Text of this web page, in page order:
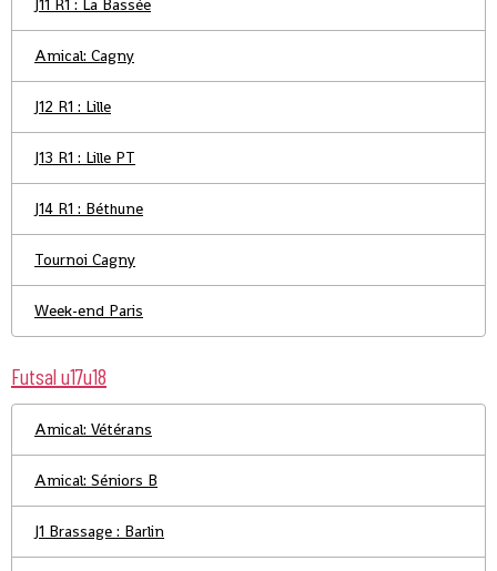
J11 R1 : La Bassée
Amical: Cagny
J12 R1 : Lille
J13 R1 : Lille PT
J14 R1 : Béthune
Tournoi Cagny
Week-end Paris
Futsal u17u18
Amical: Vétérans
Amical: Séniors B
J1 Brassage : Barlin